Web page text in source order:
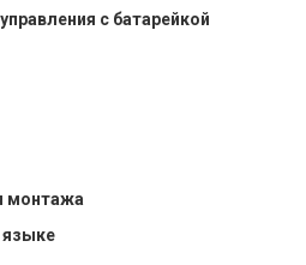
с батарейкой
монтажа
языке